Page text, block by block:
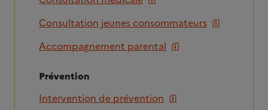
Consultation jeunes consommateurs
Accompagnement parental
Prévention
Intervention de prévention